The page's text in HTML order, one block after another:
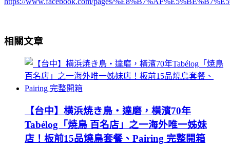
相關文章
【台中】横浜焼き鳥‧達磨，橫濱70年
Tabélog「焼鳥 百名店」之一海外唯一姊妹
店！板前15品燒鳥套餐、Pairing 完整開箱